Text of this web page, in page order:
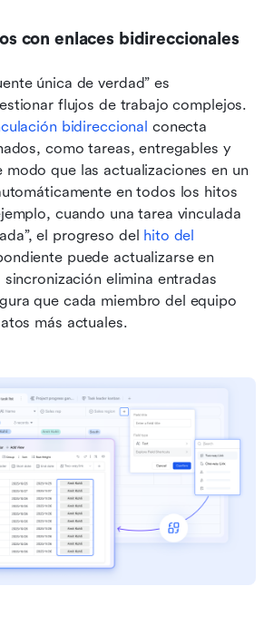
con enlaces bidireccionales
única de verdad” es
flujos de trabajo complejos.
bidireccional conecta
como tareas, entregables y
modo que las actualizaciones en un
en todos los hitos
cuando una tarea vinculada
el progreso del hito del
puede actualizarse en
elimina entradas
que cada miembro del equipo
más actuales.